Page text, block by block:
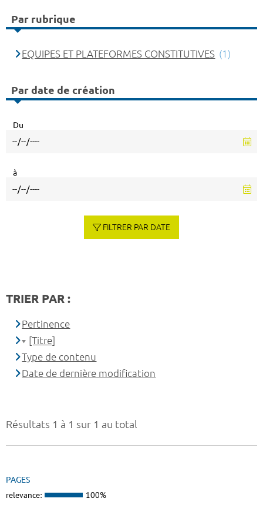
Résultats 1 à 1 sur 1 au total
PAGES
relevance: 100%
Par rubrique
EQUIPES ET PLATEFORMES CONSTITUTIVES (1)
Par date de création
Du
à
FILTRER PAR DATE
TRIER PAR :
Pertinence
[Titre]
Type de contenu
Date de dernière modification